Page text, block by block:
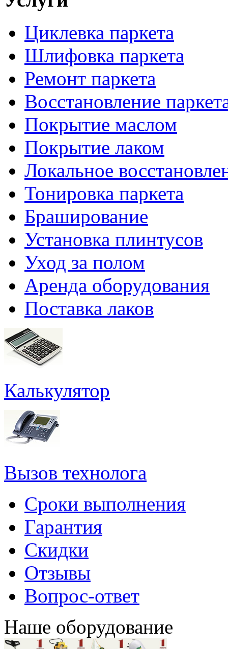
Циклевка паркета
Шлифовка паркета
Ремонт паркета
Восстановление
Покрытие маслом
Покрытие лаком
Локальное
Тонировка паркета
Браширование
Установка плинтусов
Уход за полом
Аренда оборудования
Поставка лаков
Калькулятор
Вызов технолога
Сроки выполнения
Гарантия
Скидки
Отзывы
Вопрос-ответ
Наше оборудование